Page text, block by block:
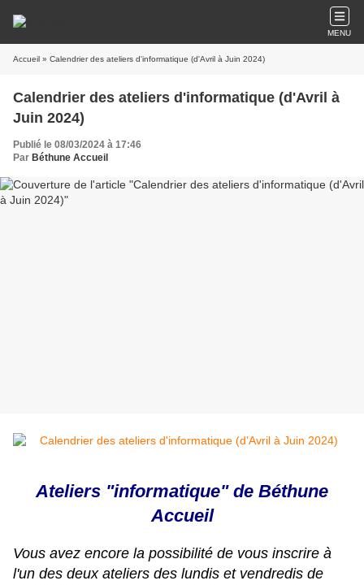
MENU
Accueil » Calendrier des ateliers d'informatique (d'Avril à Juin 2024)
Calendrier des ateliers d'informatique (d'Avril à
Juin 2024)
Publié le 08/03/2024 à 17:46
Par Béthune Accueil
Ateliers "informatique" de Béthune
Accueil
Vous avez encore la possibilité de vous inscrire à
l'un des deux ateliers des lundis et vendredis de